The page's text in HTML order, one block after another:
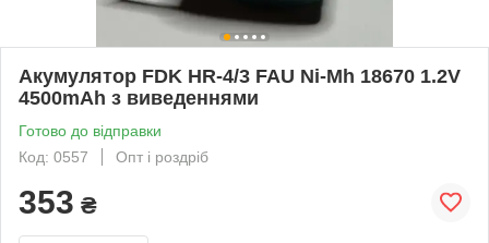
Акумулятор FDK HR-4/3 FAU Ni-Mh 18670 1.2V
4500mAh з виведеннями
Готово до відправки
Код: 0557
Опт і роздріб
353 ₴